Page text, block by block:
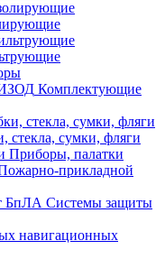
Комплектующие
стекла, сумки, фляги
Приборы, палатки
прикладной
Системы защиты